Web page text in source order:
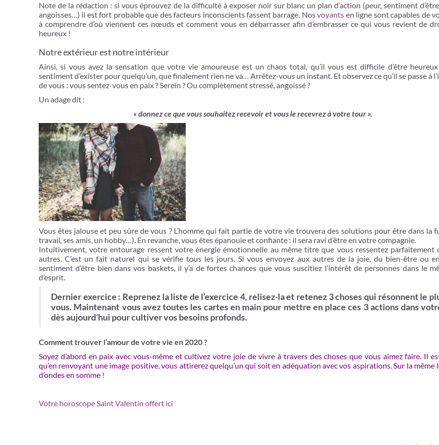
Note de la rédaction : si vous éprouvez de la difficulté à exposer noir sur blanc un plan d’action (peur, sentiment
angoisses…) il est fort probable que des facteurs inconscients fassent barrage. Nosvoyants en ligne sont capables de
à comprendre d’où viennent ces nœuds et comment vous en débarrasser afin d’embrasser ce qui vous revient de
heureux !
Notre extérieur est notre intérieur
Ainsi, si vous avez la sensation que votre vie amoureuse est un chaos total, qu’il vous est difficile d’être
sentiment d’exister pour quelqu’un, que finalement rien ne va… Arrêtez-vous un instant. Et observez ce qu’il se passe à
de vous : vous sentez-vous en paix ? Serein ? Ou complètement stressé, angoissé ?
Un adage dit :
« donnez ce que vous souhaitez recevoir et vous le recevrez à votre tour ».
Vous êtes jalouse et peu sûre de vous ? L’homme qui fait partie de votre vie trouvera des solutions pour être dans la
travail, ses amis, un hobby…). En revanche, vous êtes épanouie et confiante : il sera ravi d’être en votre compagnie.
Intuitivement, votre entourage ressent votre énergie émotionnelle au même titre que vous ressentez parfaitement
autres. C’est un fait naturel qui se vérifie tous les jours. Si vous envoyez aux autres de la joie, du bien-être ou
sentiment d’être bien dans vos baskets, il y’a de fortes chances que vous suscitiez l’intérêt de personnes dans le
d’esprit.
Dernier exercice : Reprenez la liste de l’exercice 4, relisez-la et retenez 3 choses qui résonnent le
vous. Maintenant vous avez toutes les cartes en main pour mettre en place ces 3 actions dans
dès aujourd’hui pour cultiver vos besoins profonds.
Comment trouver l’amour de votre vie en 2020 ?
Soyez d’abord en paix avec vous-même et cultivez votre joie de vivre à travers des choses que vous aimez faire. Il
qu’en renvoyant une image positive, vous attirerez quelqu’un qui soit en adéquation avec vos aspirations. Sur la même
d’ondes en somme !
Votre horoscope Saint Valentin offert ici